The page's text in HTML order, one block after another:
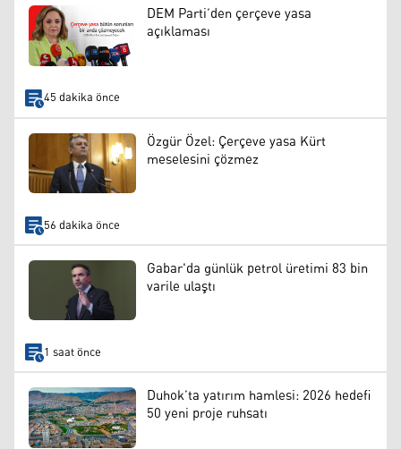
DEM Parti’den çerçeve yasa
açıklaması
45 dakika önce
Özgür Özel: Çerçeve yasa Kürt
meselesini çözmez
56 dakika önce
Gabar'da günlük petrol üretimi 83 bin
varile ulaştı
1 saat önce
Duhok’ta yatırım hamlesi: 2026 hedefi
50 yeni proje ruhsatı